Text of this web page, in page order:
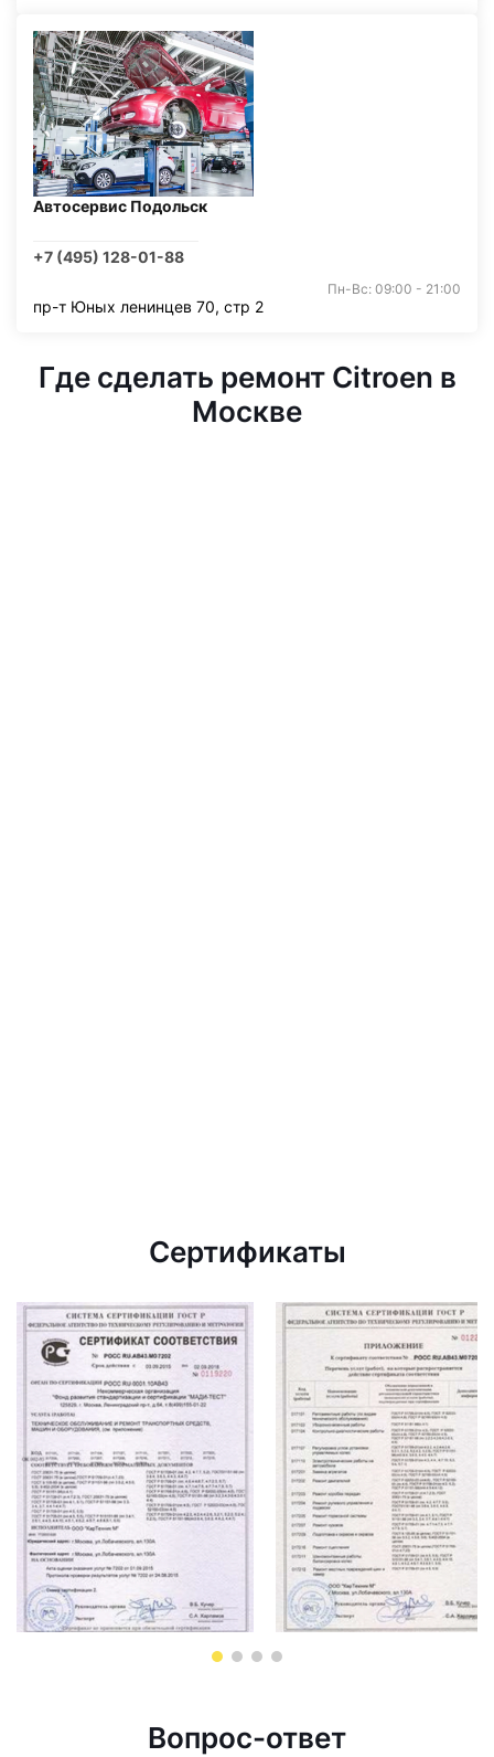
Автосервис Подольск
+7 (495) 128-01-88
Пн-Вс: 09:00 - 21:00
пр-т Юных ленинцев 70, стр 2
Где сделать ремонт Citroen в
Москве
Сертификаты
Вопрос-ответ